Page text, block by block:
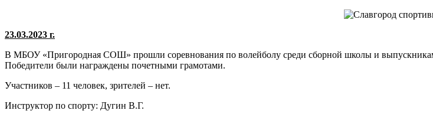
23.03.2023 г.
В МБОУ «Пригородная СОШ» прошли соревнования по волейболу среди сборной школы и
Победители были награждены почетными грамотами.
Участников – 11 человек, зрителей – нет.
Инструктор по спорту: Дугин В.Г.